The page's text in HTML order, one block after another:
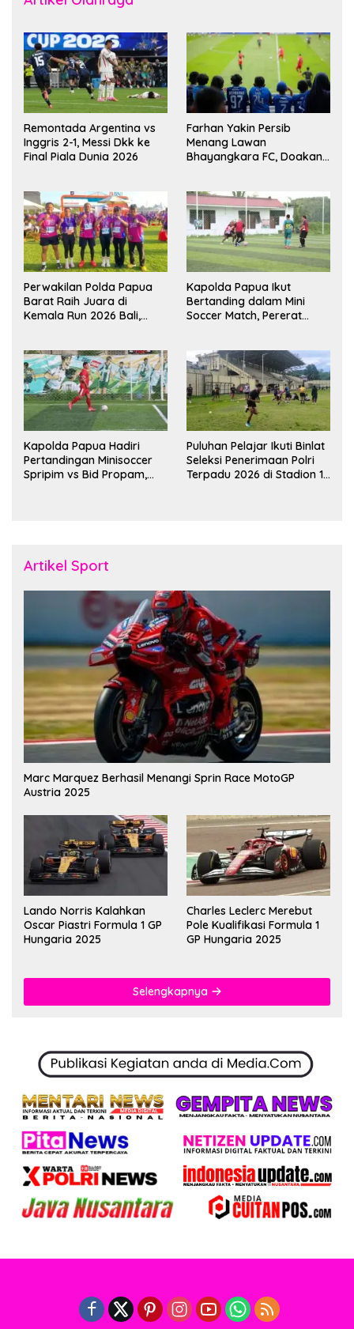
Remontada Argentina vs
Inggris 2-1, Messi Dkk ke
Final Piala Dunia 2026
Farhan Yakin Persib
Menang Lawan
Bhayangkara FC, Doakan
Perwakilan Polda Papua
Barat Raih Juara di
Kemala Run 2026 Bali,
Kapolda Papua Ikut
Bertanding dalam Mini
Soccer Match, Pererat
Kapolda Papua Hadiri
Pertandingan Minisoccer
Spripim vs Bid Propam,
Puluhan Pelajar Ikuti Binlat
Seleksi Penerimaan Polri
Terpadu 2026 di Stadion 16
Artikel Sport
Marc Marquez Berhasil Menangi Sprin Race MotoGP
Austria 2025
Lando Norris Kalahkan
Oscar Piastri Formula 1 GP
Hungaria 2025
Charles Leclerc Merebut
Pole Kualifikasi Formula 1
GP Hungaria 2025
Selengkapnya